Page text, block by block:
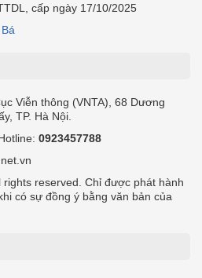
cấp ngày 17/10/2025
Viễn thông (VNTA), 68 Dương
TP. Hà Nội.
0923457788
reserved. Chỉ được phát hành
có sự đồng ý bằng văn bản của